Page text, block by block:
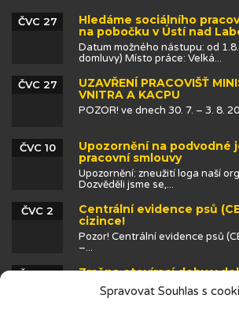
Spravovat Souhlas s
Hledáme sociálního
na pobočku v Ústí nad
ČVC 27
Datum možného nástupu: od
domluvy) Místo práce: Velká...
UZAVŘENÍ PRACOVIŠŤ
VNITRA A KACPU
ČVC 27
POZOR! ve dnech 30. 7. – 3. 8.
Upozornění na podvodné
pracovní smlouvy
ČVC 10
Upozornění: zneužití loga naší
Dozvěděli jsme se,...
Centrální evidence psů
cizince!
ČVC 2
Pozor! Centrální evidence psů
–...
Změna otevírací doby v
prázdnin
ČVN 25